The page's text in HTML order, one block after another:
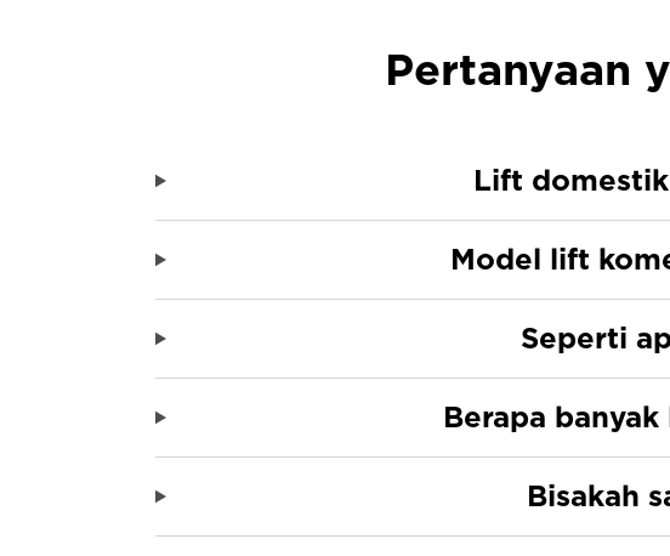
Pertanyaan
Lift
Model lift
Seperti
Berapa
Bisakah